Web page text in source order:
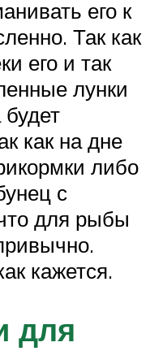
его к
Так как
его и так
лунки
как на дне
либо
с
для рыбы
кажется.
для